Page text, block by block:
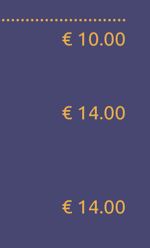
€ 10.00
€ 14.00
€ 14.00